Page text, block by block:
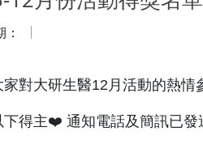
家對大研生醫12月活動的熱情
下得主❤️ 通知電話及簡訊已